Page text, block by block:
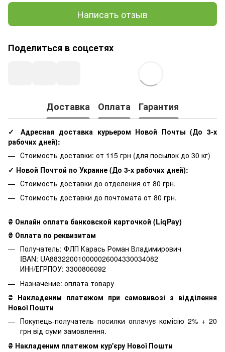
Написать отзыв
Поделиться в соцсетях
Доставка Оплата Гарантия
✓ Адресная доставка курьером Новой Почты(До 3-х
рабочих дней):
Стоимость доставки: от 115 грн (для посылок до 30 кг)
✓ Новой Почтой по Украине (До 3-х рабочих дней):
Стоимость доставки до отделения от 80 грн.
Стоимость доставки до почтомата от 80 грн.
₴ Онлайн оплата банковской карточкой (LiqPay)
₴ Оплата по реквизитам
Получатель: ФЛП Карась Роман Владимирович
IBAN: UA883220010000026004330034082
ИНН/ЕГРПОУ: 3300806092
Назначение: оплата товару
₴ Накладеним платежом при самовивозі з відділення
Нової Пошти
Покупець-получатель посилки оплачує комісію 2% + 20
грн від суми замовлення.
₴ Накладеним платежом кур'єру Нової Пошти